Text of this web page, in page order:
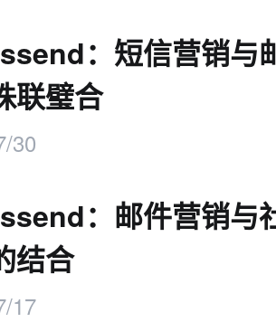
：短信营销与
联璧合
30
：邮件营销与
结合
17